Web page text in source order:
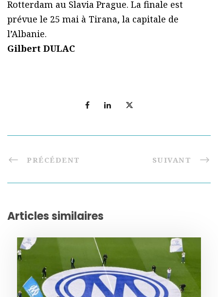
Rotterdam au Slavia Prague. La finale est
prévue le 25 mai à Tirana, la capitale de
l’Albanie.
Gilbert DULAC
PRÉCÉDENT SUIVANT
Articles similaires